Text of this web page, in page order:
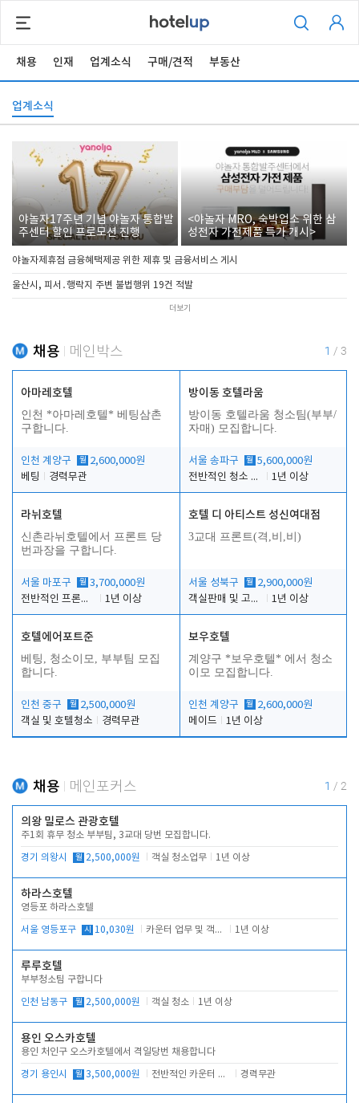
채용 인재 업계소식 구매/견적 부동산
업계소식
야놀자17주년 기념 야놀자 통합발
주센터 할인 프로모션 진행
<야놀자 MRO, 숙박업소 위한 삼
성전자 가전제품 특가 개시>
야놀자제휴점 금융혜택제공 위한 제휴 및 금융서비스 게시
울산시, 피서․행락지 주변 불법행위 19건 적발
더보기
채용 메인박스 1 / 3
아마레호텔
인천 *아마레호텔* 베팅삼촌
구합니다.
인천 계양구 월 2,600,000원
베팅
경력무관
방이동 호텔라움
방이동 호텔라움 청소팀(부부/
자매) 모집합니다.
서울 송파구 월 5,600,000원
전반적인 청소 업무(객실청소.객실정리)
1년 이상
라뉘호텔
신촌라뉘호텔에서 프론트 당
번과장을 구합니다.
서울 마포구 월 3,700,000원
전반적인 프론트 당번업무
1년 이상
호텔 디 아티스트 성신여대점
3교대 프론트(격,비,비)
서울 성북구 월 2,900,000원
객실판매 및 고객응대
1년 이상
호텔에어포트준
베팅, 청소이모, 부부팀 모집
합니다.
인천 중구 월 2,500,000원
객실 및 호텔청소
경력무관
보우호텔
계양구 *보우호텔* 에서 청소
이모 모집합니다.
인천 계양구 월 2,600,000원
메이드
1년 이상
채용 메인포커스 1 / 2
의왕 밀로스 관광호텔
주1회 휴무 청소 부부팀, 3교대 당번 모집합니다.
경기 의왕시 월 2,500,000원 객실 청소업무 1년 이상
하라스호텔
영등포 하라스호텔
서울 영등포구 시 10,030원 카운터 업무 및 객실관리(청소상태 확인, 객실판매) 1년 이상
루루호텔
부부청소팀 구합니다
인천 남동구 월 2,500,000원 객실 청소 1년 이상
용인 오스카호텔
용인 처인구 오스카호텔에서 격일당번 채용합니다
경기 용인시 월 3,500,000원 전반적인 카운터 업무 경력무관